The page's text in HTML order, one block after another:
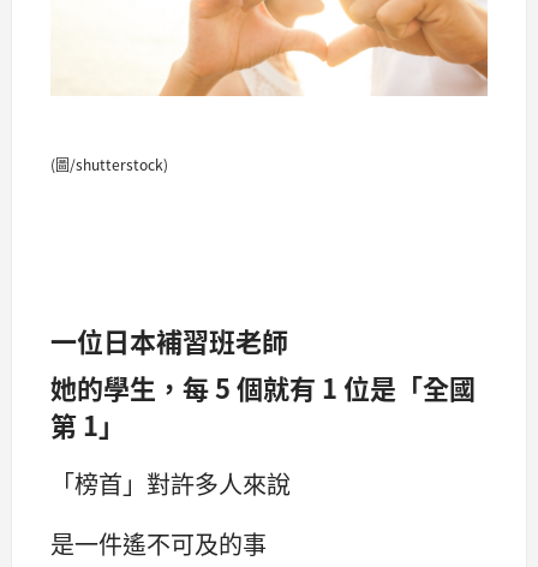
(圖/shutterstock)
一位日本補習班老師
她的學生，每 5 個就有 1 位是「全國
第 1」
「榜首」對許多人來說
是一件遙不可及的事